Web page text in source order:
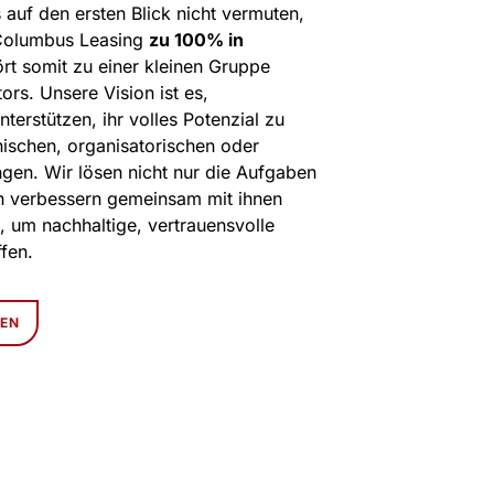
auf den ersten Blick nicht vermuten,
Leasing zu 100% in
somit zu einer kleinen Gruppe
Unsere Vision ist es,
ihr volles Potenzial zu
organisatorischen oder
Wir lösen nicht nur die Aufgaben
verbessern gemeinsam mit ihnen
um nachhaltige, vertrauensvolle